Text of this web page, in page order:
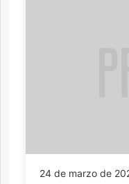
24 de marzo de